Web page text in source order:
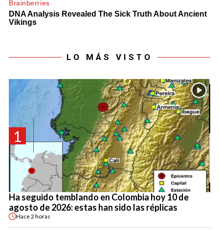
LO MÁS VISTO
1
Ha seguido temblando en Colombia hoy 10 de
agosto de 2026: estas han sido las réplicas
Hace2 horas